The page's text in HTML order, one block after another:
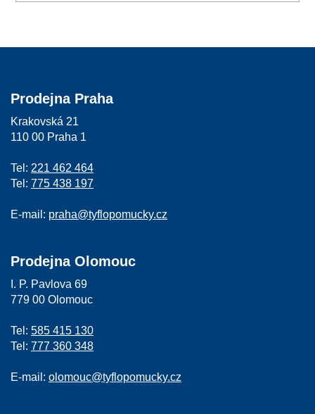
Prodejna Praha
Krakovská 21
110 00 Praha 1
Tel: 221 462 464
Tel: 775 438 197
E-mail: praha@tyflopomucky.cz
Prodejna Olomouc
I. P. Pavlova 69
779 00 Olomouc
Tel: 585 415 130
Tel: 777 360 348
E-mail: olomouc@tyflopomucky.cz